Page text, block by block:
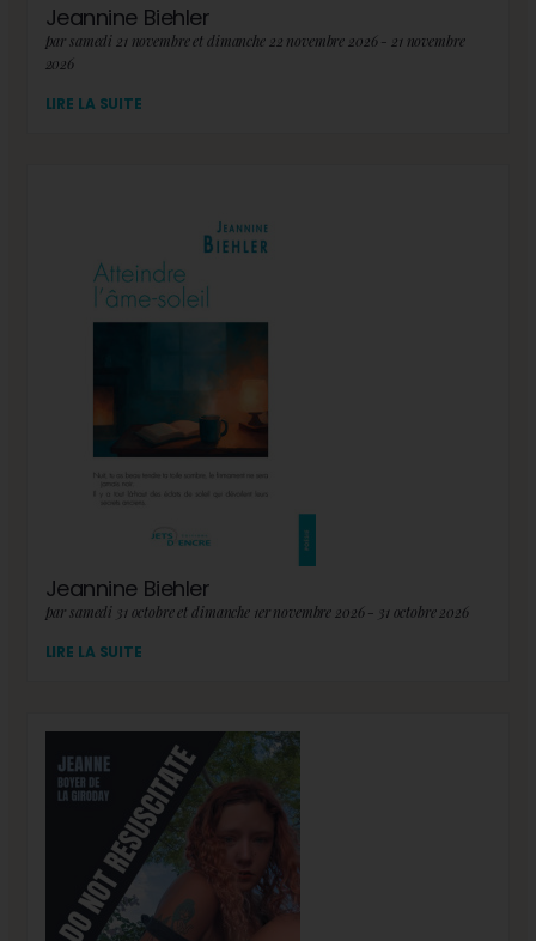
Jeannine Biehler
par samedi 21 novembre et dimanche 22 novembre 2026 - 21 novembre
2026
LIRE LA SUITE
Jeannine Biehler
par samedi 31 octobre et dimanche 1er novembre 2026 - 31 octobre 2026
LIRE LA SUITE